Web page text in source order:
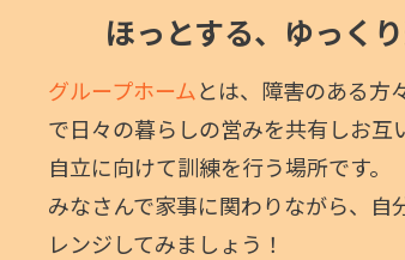
ほっとする、ゆっく
グループホームとは、障害のある方
で日々の暮らしの営みを共有しお
自立に向けて訓練を行う場所です。
みなさんで家事に関わりながら、
レンジしてみましょう！